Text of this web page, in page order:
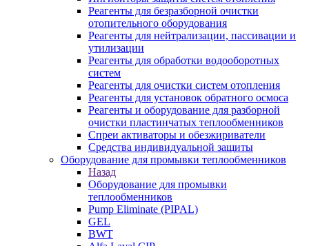
Реагенты для безразборной очистки
отопительного оборудования
Реагенты для нейтрализации, пассивации и
утилизации
Реагенты для обработки водооборотных
систем
Реагенты для очистки систем отопления
Реагенты для установок обратного осмоса
Реагенты и оборудование для разборной
очистки пластинчатых теплообменников
Спреи активаторы и обезжириватели
Средства индивидуальной защиты
Оборудование для промывки теплообменников
Назад
Оборудование для промывки
теплообменников
Pump Eliminate (PIPAL)
GEL
BWT